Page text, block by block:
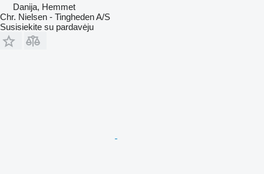
Danija, Hemmet
Chr. Nielsen - Tingheden A/S
Susisiekite su pardavėju